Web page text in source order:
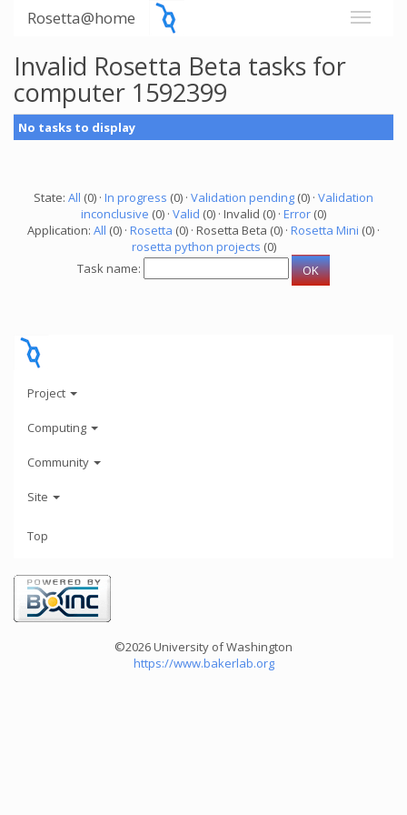
Rosetta@home
Invalid Rosetta Beta tasks for
computer 1592399
No tasks to display
State: All (0) · In progress (0) · Validation pending (0) · Validation
inconclusive (0) · Valid (0) · Invalid (0) · Error (0)
Application: All (0) · Rosetta (0) · Rosetta Beta (0) · Rosetta Mini (0) ·
rosetta python projects (0)
Task name:
Project
Computing
Community
Site
Top
©2026 University of Washington
https://www.bakerlab.org